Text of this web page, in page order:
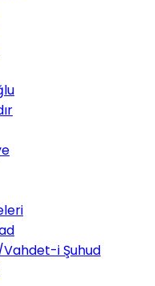
i Şuhud